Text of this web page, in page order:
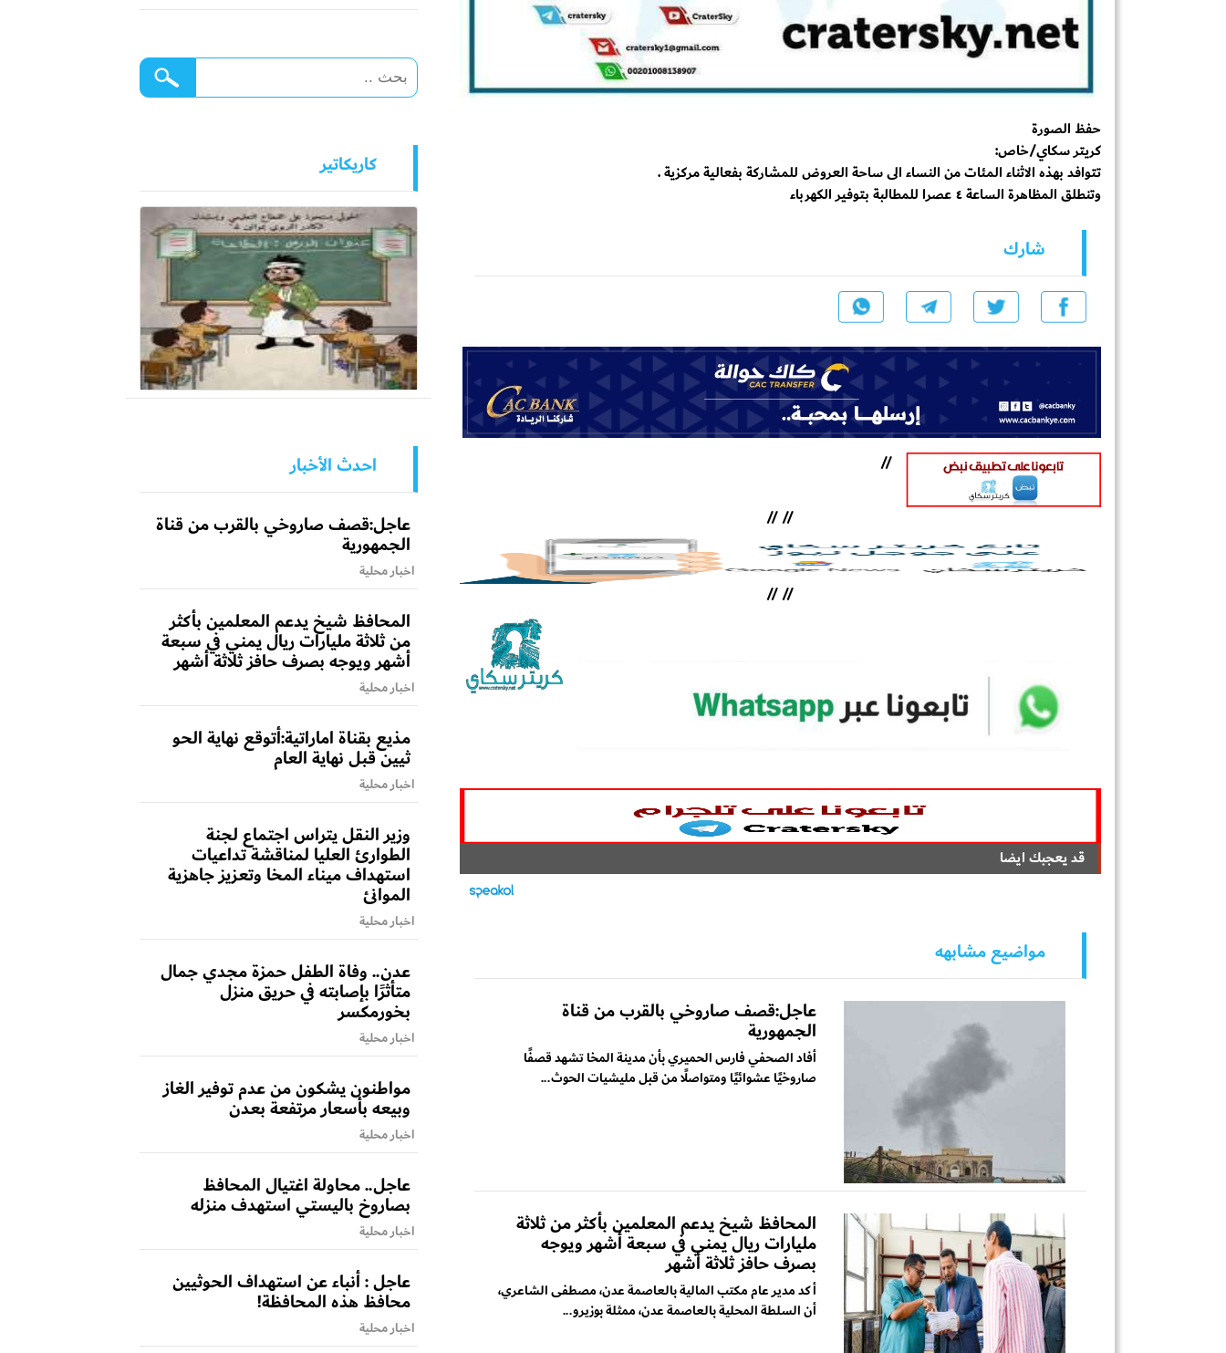
حفظ الصورة
كريتر سكاي/خاص:
تتوافد بهذه الاثناء المئات من النساء الى ساحة العروض للمشاركة بفعالية مركزية .
وتنطلق المظاهرة الساعة ٤ عصرا للمطالبة بتوفير الكهرباء
شارك
//
//
//
//
//
قد يعجبك ايضا
مواضيع مشابهه
عاجل:قصف صاروخي بالقرب من قناة
الجمهورية
أفاد الصحفي فارس الحميري بأن مدينة المخا تشهد قصفًا
صاروخيًا عشوائيًا ومتواصلًا من قبل مليشيات الحوث...
المحافظ شيخ يدعم المعلمين بأكثر من ثلاثة
مليارات ريال يمني في سبعة أشهر ويوجه
بصرف حافز ثلاثة أشهر
أكد مدير عام مكتب المالية بالعاصمة عدن، مصطفى الشاعري،
أن السلطة المحلية بالعاصمة عدن، ممثلة بوزيرو...
كاريكاتير
احدث الأخبار
عاجل:قصف صاروخي بالقرب من قناة
الجمهورية
اخبار محلية
المحافظ شيخ يدعم المعلمين بأكثر
من ثلاثة مليارات ريال يمني في سبعة
أشهر ويوجه بصرف حافز ثلاثة أشهر
اخبار محلية
مذيع بقناة اماراتية:أتوقع نهاية الحو
ثيين قبل نهاية العام
اخبار محلية
وزير النقل يتراس اجتماع لجنة
الطوارئ العليا لمناقشة تداعيات
استهداف ميناء المخا وتعزيز جاهزية
الموانئ
اخبار محلية
عدن.. وفاة الطفل حمزة مجدي جمال
متأثرًا بإصابته في حريق منزل
بخورمكسر
اخبار محلية
مواطنون يشكون من عدم توفير الغاز
وبيعه بأسعار مرتفعة بعدن
اخبار محلية
عاجل.. محاولة اغتيال المحافظ
بصاروخ باليستي استهدف منزله
اخبار محلية
عاجل : أنباء عن استهداف الحوثيين
محافظ هذه المحافظة!
اخبار محلية